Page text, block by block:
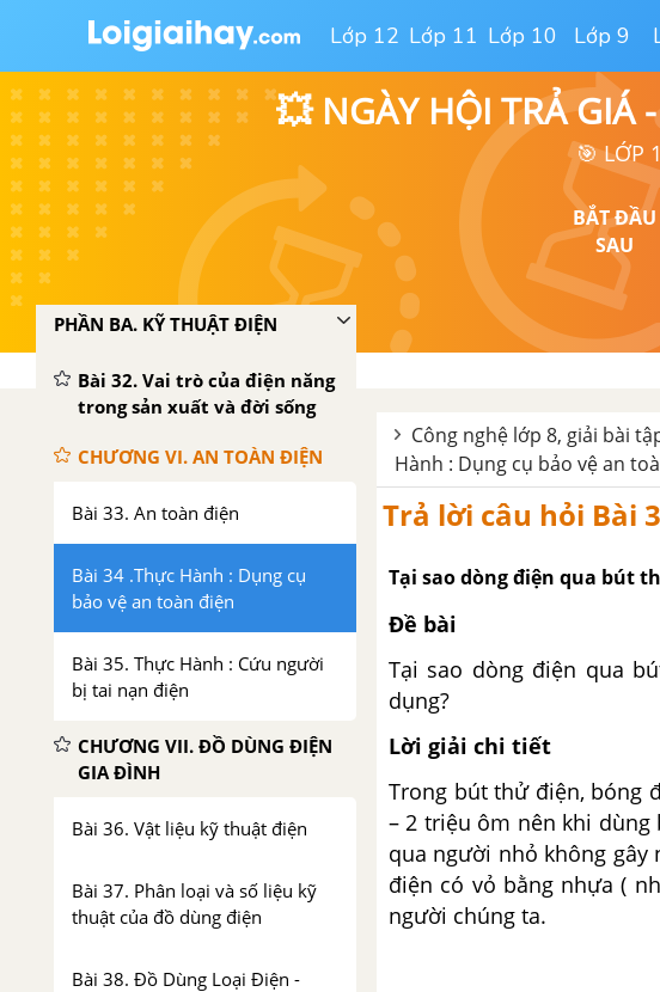
Lớp 12 Lớp 11 Lớp 10 Lớp 9
💥 NGÀY HỘI TRẢ GIÁ
🎯 LỚP
BẮT ĐẦU
SAU
Bài 29 . Truyền chuyển động
Bài 30. Biến đổi chuyển động
Bài 31. Thực Hành: Truyền và
biến đổi chuyển động
Tổng kết và ôn tập Phần hai
PHẦN BA. KỸ THUẬT ĐIỆN
Bài 32. Vai trò của điện năng
trong sản xuất và đời sống
CHƯƠNG VI. AN TOÀN ĐIỆN
Bài 33. An toàn điện
Bài 34 .Thực Hành : Dụng cụ
bảo vệ an toàn điện
Bài 35. Thực Hành : Cứu người
bị tai nạn điện
CHƯƠNG VII. ĐỒ DÙNG ĐIỆN
GIA ĐÌNH
Bài 36. Vật liệu kỹ thuật điện
Bài 37. Phân loại và số liệu kỹ
thuật của đồ dùng điện
Bài 38. Đồ Dùng Loại Điện -
Công nghệ lớp 8, giải bài
Hành : Dụng cụ bảo vệ an
Trả lời câu hỏi Bài
Tại sao dòng điện qua bút
Đề bài
Tại sao dòng điện qua
dụng?
Lời giải chi tiết
Trong bút thử điện, bóng
– 2 triệu ôm nên khi
qua người nhỏ không gây
điện có vỏ bằng nhựa (
người chúng ta.